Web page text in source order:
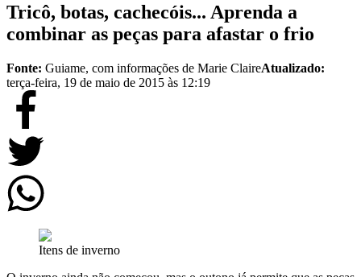
Tricô, botas, cachecóis... Aprenda a
combinar as peças para afastar o frio
Fonte: Guiame, com informações de Marie ClaireAtualizado:
terça-feira, 19 de maio de 2015 às 12:19
Itens de inverno